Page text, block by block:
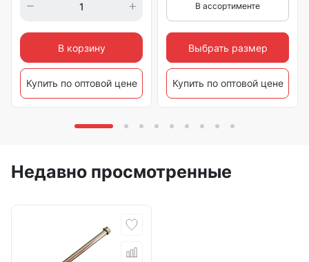
В корзину
Купить по оптовой цене
В ассортименте
Выбрать размер
Купить по оптовой цене
Недавно просмотренные